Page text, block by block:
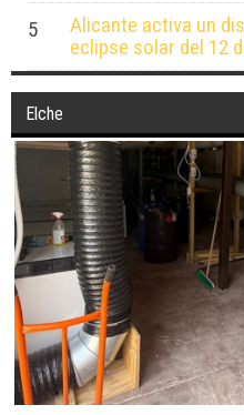
5
Alicante activa un
eclipse solar del 12
Elche